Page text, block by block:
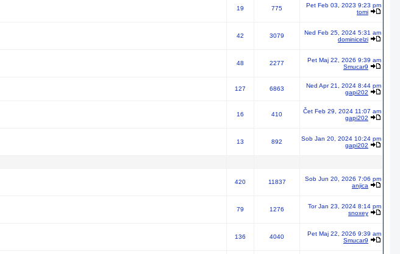
19 775
Pet Feb 03, 2023 9:23 pm
tomi
42 3079
Ned Feb 25, 2024 5:31 am
dominicelzi
48 2277
Pet Maj 22, 2026 9:39 am
Smucar9
127 6863
Ned Apr 21, 2024 8:44 pm
gapi202
16 410
Čet Feb 29, 2024 11:07 am
gapi202
13 892
Sob Jan 20, 2024 10:24 pm
gapi202
420 11837
Sob Jun 20, 2026 7:06 pm
anjica
79 1276
Tor Jan 23, 2024 8:14 pm
snoxey
136 4040
Pet Maj 22, 2026 9:39 am
Smucar9